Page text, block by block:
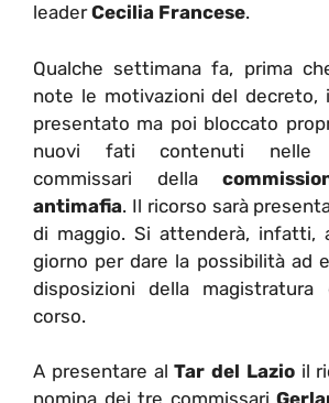
leaderCecilia Francese.
Qualche settimana fa, prima
note le motivazioni del decreto,
presentato ma poi bloccato
nuovi fati contenuti nelle
commissari della
antimafia. Il ricorso sarà
di maggio. Si attenderà, infatti,
giorno per dare la possibilità ad
disposizioni della
corso.
A presentare alTar del Lazioil